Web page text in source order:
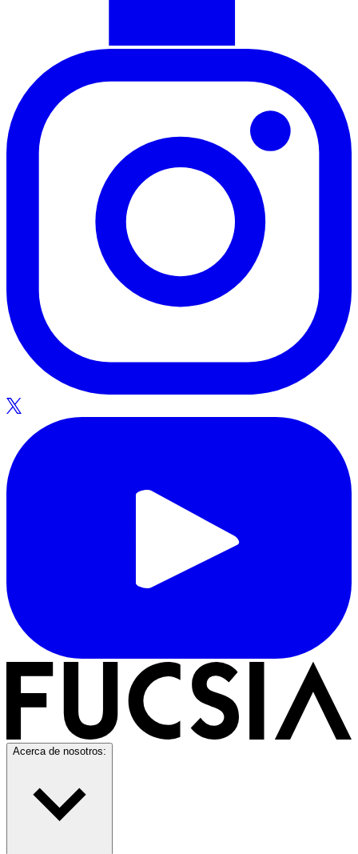
Acerca de nosotros: